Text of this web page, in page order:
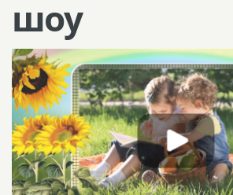
шоу